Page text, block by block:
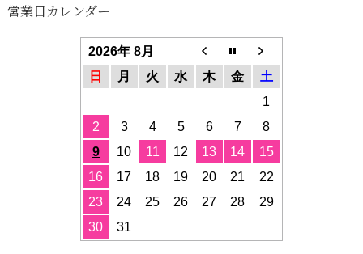
営業日カレンダー
2026年 8月
日
月 火 水 木 金
土
1
2
3 4 5 6 7
8
9
10 11 12 13 14
15
16
17 18 19 20 21
22
23
24 25 26 27 28
29
30
31